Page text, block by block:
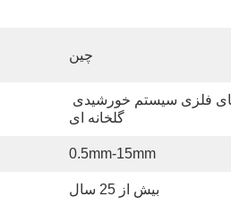
چین
گلخانه ای
0.5mm-15mm
بیش از 25 سال